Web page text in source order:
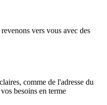
vers vous avec des
comme de l'adresse du
besoins en terme